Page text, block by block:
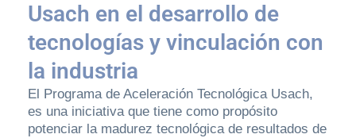
Usach en el desarrollo de
tecnologías y vinculación con
la industria
El Programa de Aceleración Tecnológica Usach,
es una iniciativa que tiene como propósito
potenciar la madurez tecnológica de resultados de